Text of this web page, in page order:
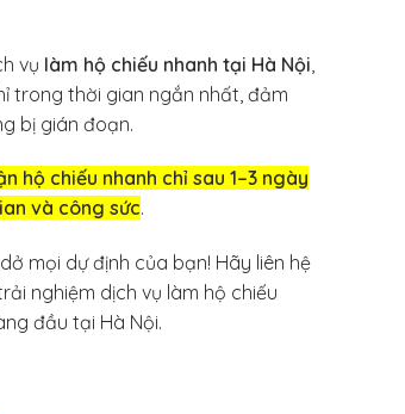
vụ làm hộ chiếu nhanh tại Hà Nội
trong thời gian ngắn nhất, đảm
bị gián đoạn.
hộ chiếu nhanh chỉ sau 1–3 ngày
và công sức.
mọi dự định của bạn! Hãy liên hệ
nghiệm dịch vụ làm hộ chiếu
đầu tại Hà Nội.